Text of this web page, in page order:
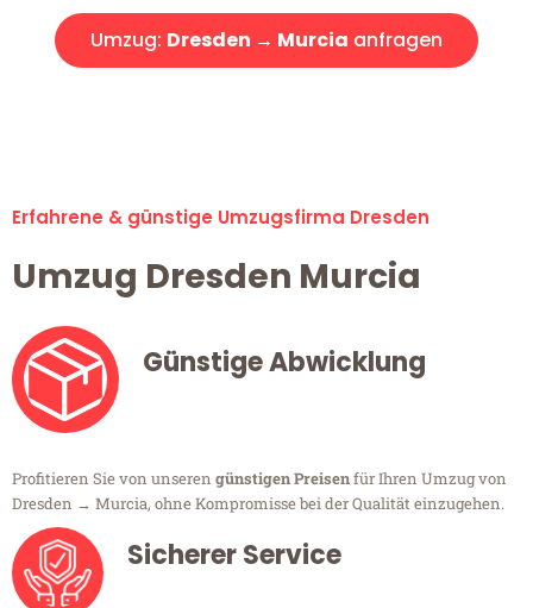
Umzug: Dresden → Murcia anfragen
Erfahrene & günstige Umzugsfirma Dresden
Umzug Dresden Murcia
Günstige Abwicklung
Profitieren Sie von unseren günstigen Preisenfür Ihren Umzug von
Dresden → Murcia, ohne Kompromisse bei der Qualität einzugehen.
Sicherer Service